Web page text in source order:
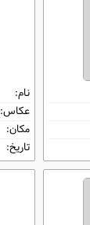
نام:
عکاس:
مکان:
تاریخ: